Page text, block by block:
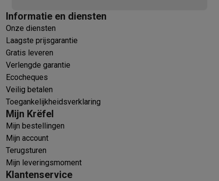
Informatie en diensten
Onze diensten
Laagste prijsgarantie
Gratis leveren
Verlengde garantie
Ecocheques
Veilig betalen
Toegankelijkheidsverklaring
Mijn Krëfel
Mijn bestellingen
Mijn account
Terugsturen
Mijn leveringsmoment
Klantenservice